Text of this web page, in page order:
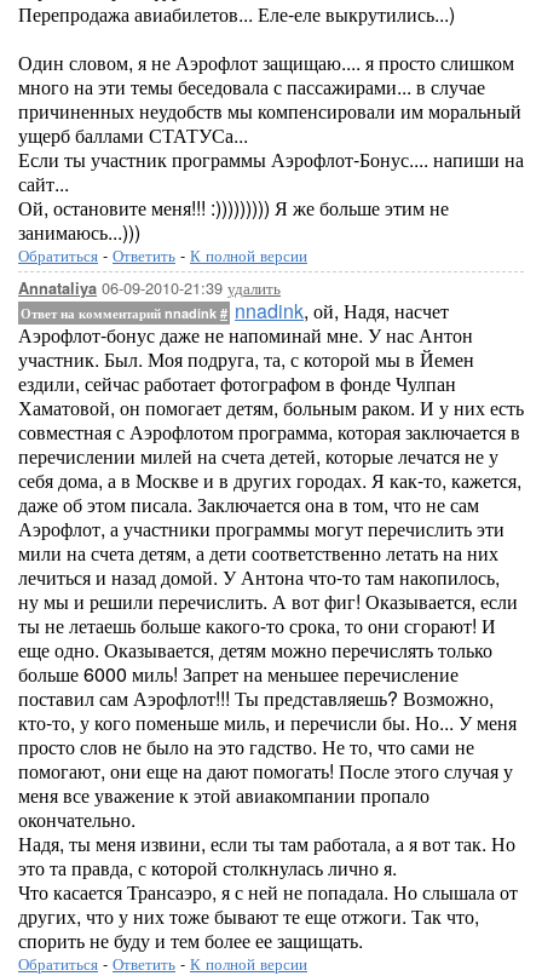
Перепродажа авиабилетов... Еле-еле выкрутились...)
Один словом, я не Аэрофлот защищаю.... я просто слишком
много на эти темы беседовала с пассажирами... в случае
причиненных неудобств мы компенсировали им моральный
ущерб баллами СТАТУСа...
Если ты участник программы Аэрофлот-Бонус.... напиши на
сайт...
Ой, остановите меня!!! :))))))))) Я же больше этим не
занимаюсь...)))
Обратиться - Ответить - К полной версии
Annataliya 06-09-2010-21:39 удалить
Ответ на комментарий nnadink # nnadink, ой, Надя, насчет
Аэрофлот-бонус даже не напоминай мне. У нас Антон
участник. Был. Моя подруга, та, с которой мы в Йемен
ездили, сейчас работает фотографом в фонде Чулпан
Хаматовой, он помогает детям, больным раком. И у них есть
совместная с Аэрофлотом программа, которая заключается в
перечислении милей на счета детей, которые лечатся не у
себя дома, а в Москве и в других городах. Я как-то, кажется,
даже об этом писала. Заключается она в том, что не сам
Аэрофлот, а участники программы могут перечислить эти
мили на счета детям, а дети соответственно летать на них
лечиться и назад домой. У Антона что-то там накопилось,
ну мы и решили перечислить. А вот фиг! Оказывается, если
ты не летаешь больше какого-то срока, то они сгорают! И
еще одно. Оказывается, детям можно перечислять только
больше 6000 миль! Запрет на меньшее перечисление
поставил сам Аэрофлот!!! Ты представляешь? Возможно,
кто-то, у кого поменьше миль, и перечисли бы. Но... У меня
просто слов не было на это гадство. Не то, что сами не
помогают, они еще на дают помогать! После этого случая у
меня все уважение к этой авиакомпании пропало
окончательно.
Надя, ты меня извини, если ты там работала, а я вот так. Но
это та правда, с которой столкнулась лично я.
Что касается Трансаэро, я с ней не попадала. Но слышала от
других, что у них тоже бывают те еще отжоги. Так что,
спорить не буду и тем более ее защищать.
Обратиться - Ответить - К полной версии